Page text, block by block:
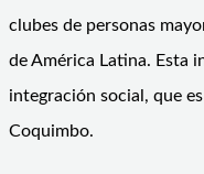
clubes de personas
de América Latina. Esta
integración social, que
Coquimbo.